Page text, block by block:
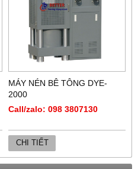
MÁY NÉN BÊ TÔNG DYE-
2000
Call/zalo: 098 3807130
CHI TIẾT